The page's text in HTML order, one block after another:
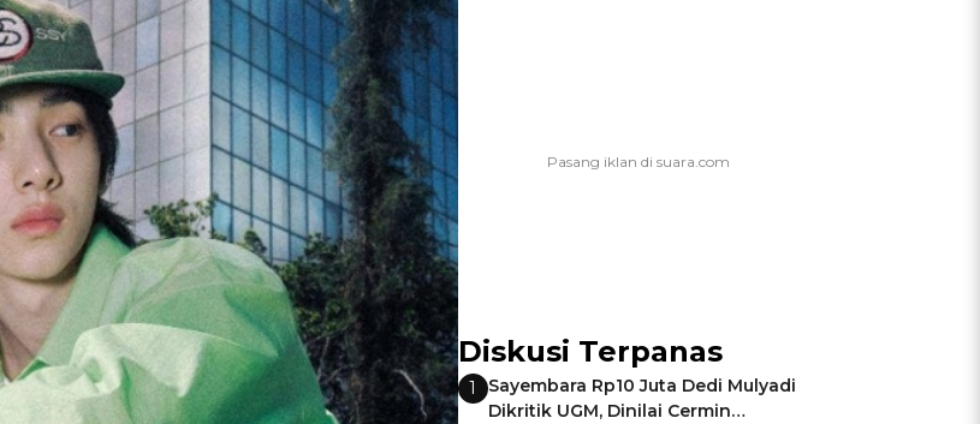
Diskusi Terpanas
1
Sayembara Rp10 Juta Dedi Mulyadi
Dikritik UGM, Dinilai Cermin